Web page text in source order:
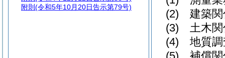
(2)
建築
(3)
土木
(4)
地質
附則 (令和5年10月20日告示第79号)